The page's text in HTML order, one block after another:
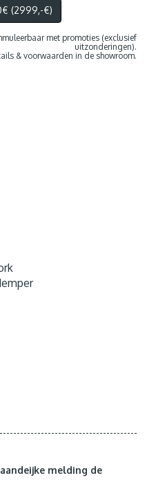
(2999,-€)
met promoties (exclusief
uitzonderingen).
& voorwaarden in de showroom.
melding de